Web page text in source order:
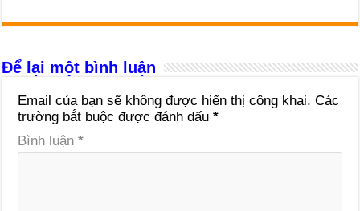
Để lại một bình luận
Email của bạn sẽ không được hiển thị công khai. Các
trường bắt buộc được đánh dấu*
Bình luận*